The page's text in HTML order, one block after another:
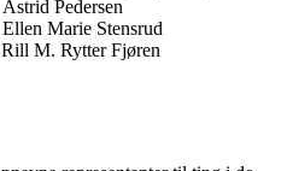
Rytter Fjøren